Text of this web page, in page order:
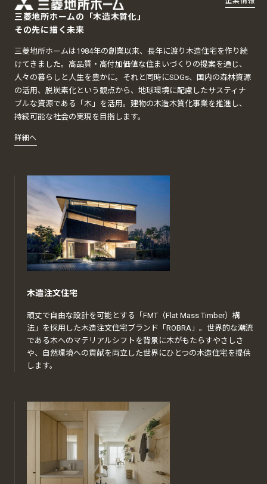
三菱地所ホームの「木造木質化」
その先に描く未来
三菱地所ホームは1984年の創業以来、長年に渡り木造住宅を作り続
けてきました。高品質・高付加価値な住まいづくりの提案を通じ、
人々の暮らしと人生を豊かに。それと同時にSDGs、国内の森林資源
の活用、脱炭素化という観点から、地球環境に配慮したサスティナ
ブルな資源である「木」を活用。建物の木造木質化事業を推進し、
持続可能な社会の実現を目指します。
詳細へ
木造注文住宅
頑丈で自由な設計を可能とする「FMT（Flat Mass Timber）構
法」を採用した木造注文住宅ブランド「ROBRA」。世界的な潮流
である木へのマテリアルシフトを背景に木がもたらすやさしさ
や、自然環境への貢献を両立した世界にひとつの木造住宅を提供
します。